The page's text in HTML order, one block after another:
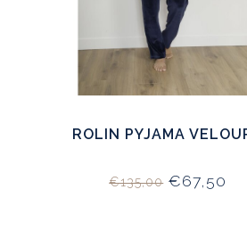
ROLIN PYJAMA
€135,00€67,50